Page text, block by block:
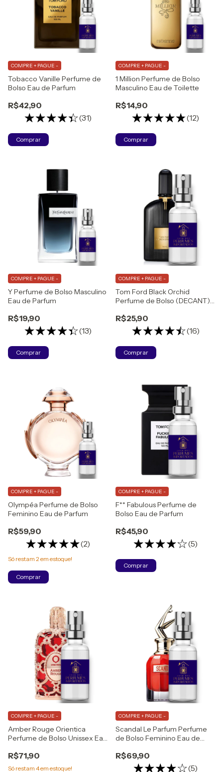
Tobacco Vanille Perfume de
Bolso Eau de Parfum
R$42,90
(31)
COMPRE + PAGUE -
Comprar
1 Million Perfume de Bolso
Masculino Eau de Toilette
R$14,90
(12)
COMPRE + PAGUE -
Comprar
Y Perfume de Bolso Masculino
Eau de Parfum
R$19,90
(13)
COMPRE + PAGUE -
Comprar
Tom Ford Black Orchid
Perfume de Bolso (DECANT)
R$25,90
(16)
COMPRE + PAGUE -
Comprar
Olympéa Perfume de Bolso
Feminino Eau de Parfum
R$59,90
(2)
COMPRE + PAGUE -
Só restam 2em estoque!
Comprar
F** Fabulous Perfume de
Bolso Eau de Parfum
R$45,90
(5)
COMPRE + PAGUE -
Comprar
Amber Rouge Orientica
Perfume de Bolso Unissex Eau
R$71,90
COMPRE + PAGUE -
Só restam 4em estoque!
Scandal Le Parfum Perfume
de Bolso Feminino Eau de
R$69,90
(5)
COMPRE + PAGUE -